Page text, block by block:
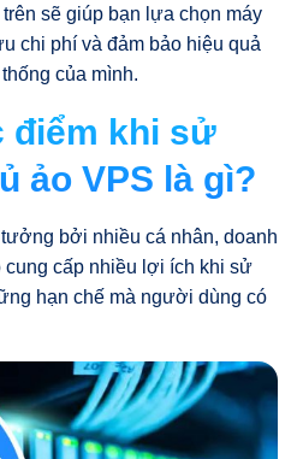
sẽ giúp bạn lựa chọn máy
chi phí và đảm bảo hiệu quả
của mình.
điểm khi sử
ảo VPS là gì?
bởi nhiều cá nhân, doanh
cấp nhiều lợi ích khi sử
hạn chế mà người dùng có